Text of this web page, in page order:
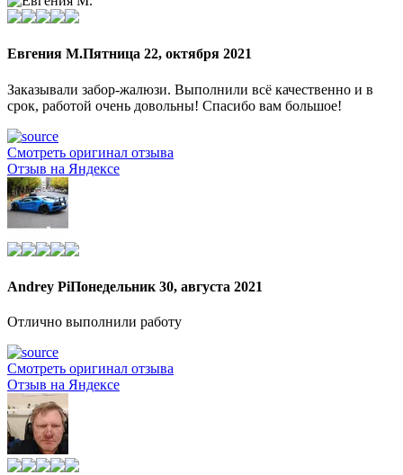
Евгения М.Пятница 22, октября 2021
Заказывали забор-жалюзи. Выполнили всё качественно и в
срок, работой очень довольны! Спасибо вам большое!
Смотреть оригинал отзыва
Отзыв на Яндексе
Andrey PiПонедельник 30, августа 2021
Отлично выполнили работу
Смотреть оригинал отзыва
Отзыв на Яндексе